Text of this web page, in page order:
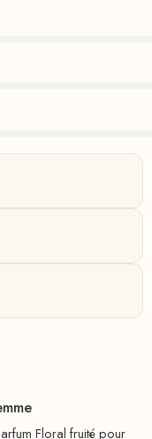
Floral fruité pour